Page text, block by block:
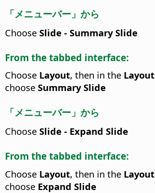
「メニューバー」から
Choose Slide - Summary Slide
From the tabbed interface:
Choose Layout, then in the Layout
choose Summary Slide
「メニューバー」から
Choose Slide - Expand Slide
From the tabbed interface:
Choose Layout, then in the Layout
choose Expand Slide